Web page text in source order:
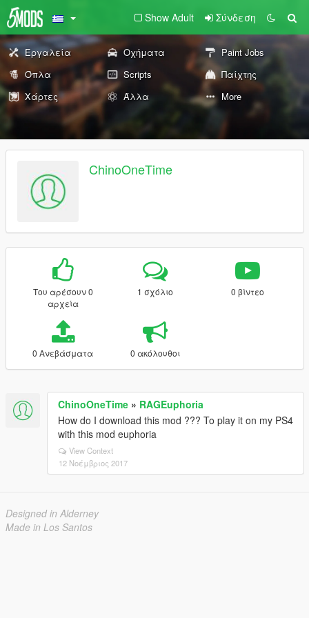
Show Adult Σύνδεση
Εργαλεία Οχήματα
Paint Jobs
Όπλα
Scripts
Παίχτης
Χάρτες
Άλλα More
ChinoOneTime
Του αρέσουν 0
αρχεία
1 σχόλιο 0 βίντεο
0 Ανεβάσματα 0 ακόλουθοι
ChinoOneTime » RAGEuphoria
How do I download this mod ??? To play it on my PS4
with this mod euphoria
View Context
12 Νοέμβριος 2017
Designed in Alderney
Made in Los Santos